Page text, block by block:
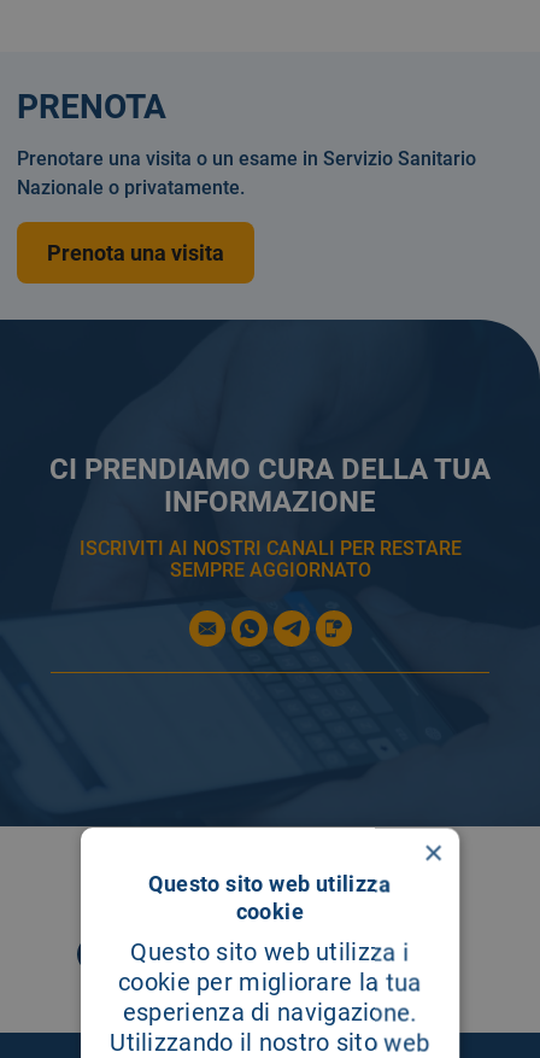
CI PRENDIAMO CURA DELLA TUA
INFORMAZIONE
ISCRIVITI AI NOSTRI CANALI PER RESTARE
SEMPRE AGGIORNATO
PRENOTA
Prenotare una visita o un esame in Servizio Sanitario
Nazionale o privatamente.
Prenota una visita
SEGUICI SU
×
Questo sito web utilizza
cookie
Questo sito web utilizza i
cookie per migliorare la tua
esperienza di navigazione.
Utilizzando il nostro sito web